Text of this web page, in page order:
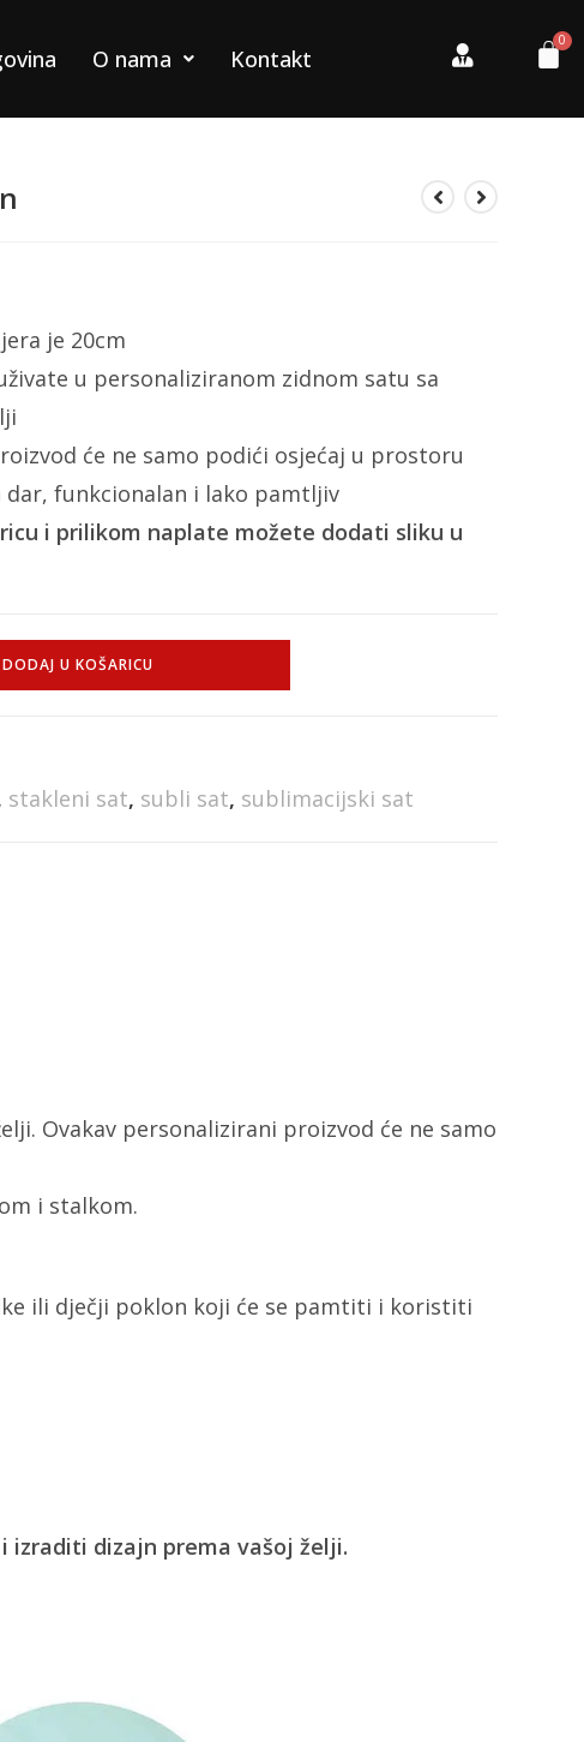
O nama Kontakt
je 20cm
u personaliziranom zidnom satu sa
će ne samo podići osjećaj u prostoru
funkcionalan i lako pamtljiv
i prilikom naplate možete dodati sliku u
DODAJ U KOŠARICU
stakleni sat, subli sat, sublimacijski sat
Ovakav personalizirani proizvod će ne samo
i stalkom.
ili dječji poklon koji će se pamtiti i koristiti
izraditi dizajn prema vašoj želji.